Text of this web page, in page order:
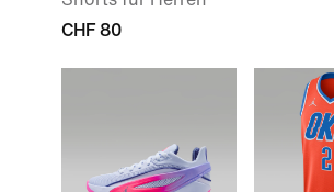
CHF 80